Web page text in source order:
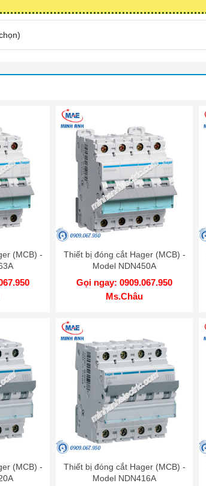
)
(MCB) -
Thiết bị đóng cắt Hager (MCB) -
Model NDN450A
Gọi ngay: 0909.067.950
Ms.Châu
(MCB) -
Thiết bị đóng cắt Hager (MCB) -
Model NDN416A